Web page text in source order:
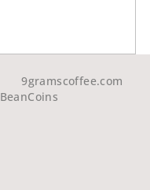
9gramscoffee.com
BeanCoins